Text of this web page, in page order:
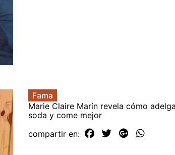
Fama
Marie Claire Marín revela cómo
soda y come mejor
compartir en: